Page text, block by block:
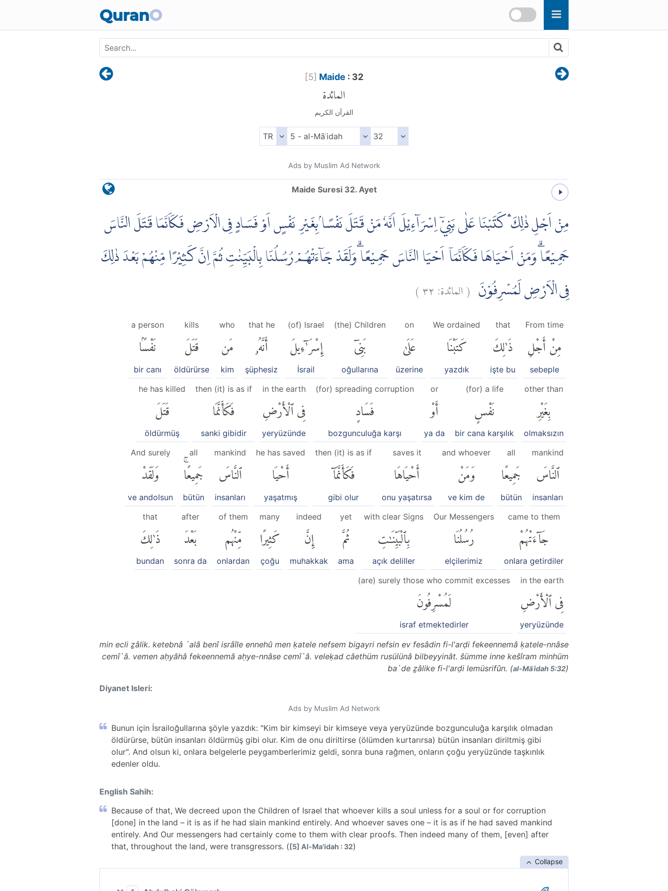
QuranO
[5] Maide : 32
المائدة
القرآن الكريم
Ads by Muslim Ad Network
Maide Suresi 32. Ayet
مِنْ اَجْلِ ذٰلِكَ ۛ كَتَبْنَا عَلٰى بَنِيْٓ اِسْرَاۤءِيْلَ اَنَّهٗ مَنْ قَتَلَ نَفْسًاۢ بِغَيْرِ نَفْسٍ اَوْ فَسَادٍ فِى الْاَرْضِ فَكَاَنَّمَا قَتَلَ النَّاسَ
جَمِيْعًاۗ وَمَنْ اَحْيَاهَا فَكَاَنَّمَآ اَحْيَا النَّاسَ جَمِيْعًا ۗوَلَقَدْ جَاۤءَتْهُمْ رُسُلُنَا بِالْبَيِّنٰتِ ثُمَّ اِنَّ كَثِيْرًا مِّنْهُمْ بَعْدَ ذٰلِكَ
فِى الْاَرْضِ لَمُسْرِفُوْنَ (المائدة:٣٢)
From time
مِنْ أَجْلِ
sebeple
that
ذَٰلِكَ
işte bu
We ordained
كَتَبْنَا
yazdık
on
عَلَىٰ
üzerine
(the) Children
بَنِىٓ
oğullarına
(of) Israel
إِسْرَٰٓءِيلَ
İsrail
that he
أَنَّهُۥ
şüphesiz
who
مَن
kim
kills
قَتَلَ
öldürürse
a person
نَفْسًۢا
bir canı
other than
بِغَيْرِ
olmaksızın
(for) a life
نَفْسٍ
bir cana karşılık
or
أَوْ
ya da
(for) spreading corruption
فَسَادٍ
bozgunculuğa karşı
in the earth
فِى ٱلْأَرْضِ
yeryüzünde
then (it) is as if
فَكَأَنَّمَا
sanki gibidir
he has killed
قَتَلَ
öldürmüş
mankind
ٱلنَّاسَ
insanları
all
جَمِيعًا
bütün
and whoever
وَمَنْ
ve kim de
saves it
أَحْيَاهَا
onu yaşatırsa
then (it) is as if
فَكَأَنَّمَآ
gibi olur
he has saved
أَحْيَا
yaşatmış
mankind
ٱلنَّاسَ
insanları
all
جَمِيعًاۚ
bütün
And surely
وَلَقَدْ
ve andolsun
came to them
جَآءَتْهُمْ
onlara getirdiler
Our Messengers
رُسُلُنَا
elçilerimiz
with clear Signs
بِٱلْبَيِّنَٰتِ
açık deliller
yet
ثُمَّ
ama
indeed
إِنَّ
muhakkak
many
كَثِيرًا
çoğu
of them
مِّنْهُم
onlardan
after
بَعْدَ
sonra da
that
ذَٰلِكَ
bundan
in the earth
فِى ٱلْأَرْضِ
yeryüzünde
(are) surely those who commit excesses
لَمُسْرِفُونَ
israf etmektedirler
min ecli ẕâlik. ketebnâ `alâ benî isrâîle ennehû men ḳatele nefsem bigayri nefsin ev fesâdin fi-l'arḍi fekeennemâ ḳatele-nnâse
cemî`â. vemen aḥyâhâ fekeennemâ aḥye-nnâse cemî`â. veleḳad câethüm rusülünâ bilbeyyinât. ŝümme inne keŝîram minhüm
ba`de ẕâlike fi-l'arḍi lemüsrifûn. (al-Māʾidah 5:32)
Diyanet Isleri:
Ads by Muslim Ad Network
Bunun için İsrailoğullarına şöyle yazdık: "Kim bir kimseyi bir kimseye veya yeryüzünde bozgunculuğa karşılık olmadan
öldürürse, bütün insanları öldürmüş gibi olur. Kim de onu diriltirse (ölümden kurtarırsa) bütün insanları diriltmiş gibi
olur". And olsun ki, onlara belgelerle peygamberlerimiz geldi, sonra buna rağmen, onların çoğu yeryüzünde taşkınlık
edenler oldu.
English Sahih:
Because of that, We decreed upon the Children of Israel that whoever kills a soul unless for a soul or for corruption
[done] in the land – it is as if he had slain mankind entirely. And whoever saves one – it is as if he had saved mankind
entirely. And Our messengers had certainly come to them with clear proofs. Then indeed many of them, [even] after
that, throughout the land, were transgressors. ([5] Al-Ma'idah : 32)
Collapse